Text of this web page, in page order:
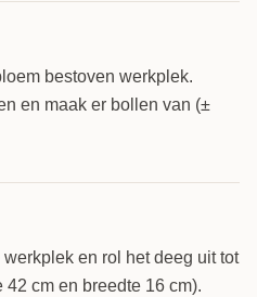
bestoven werkplek.
en maak er bollen van (±
en rol het deeg uit tot
cm en breedte 16 cm).